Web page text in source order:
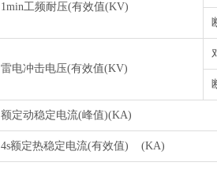
1min工频耐压(有效值(KV)
雷电冲击电压(有效值(KV)
额定动稳定电流(峰值)(KA)
4s额定热稳定电流(有效值) (KA)